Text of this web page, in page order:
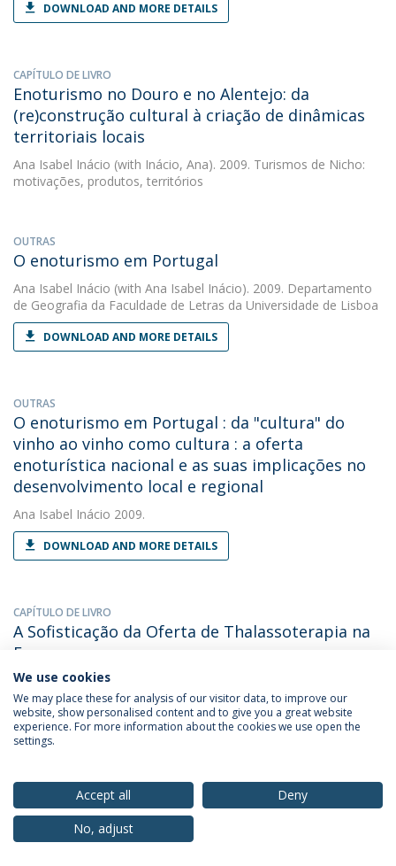
DOWNLOAD AND MORE DETAILS
CAPÍTULO DE LIVRO
Enoturismo no Douro e no Alentejo: da
(re)construção cultural à criação de dinâmicas
territoriais locais
Ana Isabel Inácio (with Inácio, Ana). 2009. Turismos de Nicho:
motivações, produtos, territórios
OUTRAS
O enoturismo em Portugal
Ana Isabel Inácio (with Ana Isabel Inácio). 2009. Departamento
de Geografia da Faculdade de Letras da Universidade de Lisboa
DOWNLOAD AND MORE DETAILS
OUTRAS
O enoturismo em Portugal : da "cultura" do
vinho ao vinho como cultura : a oferta
enoturística nacional e as suas implicações no
desenvolvimento local e regional
Ana Isabel Inácio 2009.
DOWNLOAD AND MORE DETAILS
CAPÍTULO DE LIVRO
A Sofisticação da Oferta de Thalassoterapia na
Europa
Ana Isabel Inácio
Bem-estar. Termas, Spas Termaiss e Thalassoterapia
A sofisticação da oferta termal na Europa
Ana Isabel Inácio(with Graça Joaquim). 2008. Turismo de Saúde
e Bem-estar. Termas, Spas Termais e Thalassoterapia
We use cookies
We may place these for analysis of our visitor data, to improve our
website, show personalised content and to give you a great website
experience. For more information about the cookies we use open the
settings.
Accept all
Deny
No, adjust